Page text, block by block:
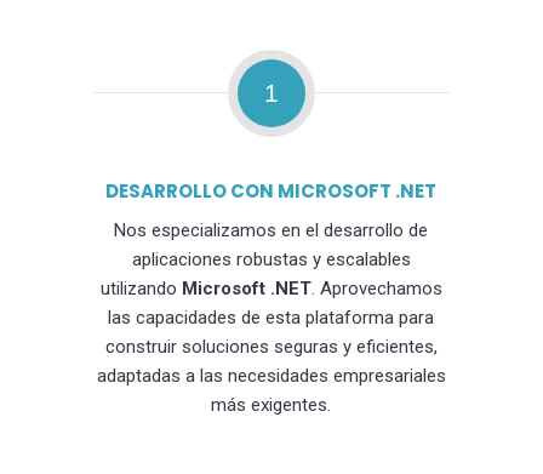
1
DESARROLLO CON MICROSOFT .NET
Nos especializamos en el desarrollo de
aplicaciones robustas y escalables
utilizando Microsoft .NET. Aprovechamos
las capacidades de esta plataforma para
construir soluciones seguras y eficientes,
adaptadas a las necesidades empresariales
más exigentes.